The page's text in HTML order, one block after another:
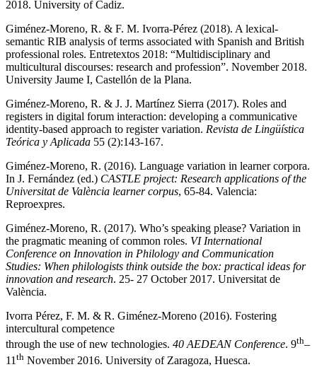
2018. University of Cadiz.
Giménez-Moreno, R. & F. M. Ivorra-Pérez (2018). A lexical-
semantic RIB analysis of terms associated with Spanish and British
professional roles. Entretextos 2018: “Multidisciplinary and
multicultural discourses: research and profession”. November 2018.
University Jaume I, Castellón de la Plana.
Giménez-Moreno, R. & J. J. Martínez Sierra (2017). Roles and
registers in digital forum interaction: developing a communicative
identity-based approach to register variation. Revista de Lingüística
Teórica y Aplicada 55 (2):143-167.
Giménez-Moreno, R. (2016). Language variation in learner corpora.
In J. Fernández (ed.) CASTLE project: Research applications of the
Universitat de València learner corpus, 65-84. Valencia:
Reproexpres.
Giménez-Moreno, R. (2017). Who’s speaking please? Variation in
the pragmatic meaning of common roles. VI International
Conference on Innovation in Philology and Communication
Studies: When philologists think outside the box: practical ideas for
innovation and research. 25- 27 October 2017. Universitat de
València.
Ivorra Pérez, F. M. & R. Giménez-Moreno (2016). Fostering
intercultural competence
through the use of new technologies. 40 AEDEAN Conference. 9th–
11 th November 2016. University of Zaragoza, Huesca.